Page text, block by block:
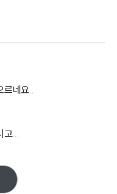
펌
르네요...
고...